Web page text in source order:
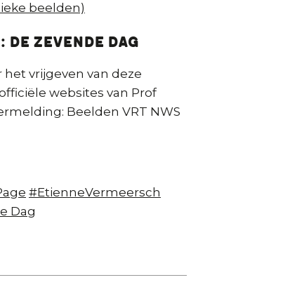
beelden)
De Zevende Dag
het vrijgeven van deze
websites van Prof
Beelden VRT NWS
#EtienneVermeersch
Dag